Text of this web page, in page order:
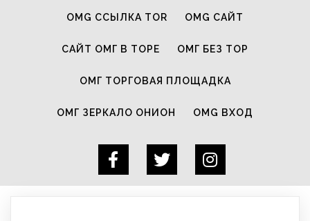
OMG ССЫЛКА TOR OMG САЙТ
САЙТ ОМГ В ТОРЕ ОМГ БЕЗ ТОР
ОМГ ТОРГОВАЯ ПЛОЩАДКА
ОМГ ЗЕРКАЛО ОНИОН OMG ВХОД